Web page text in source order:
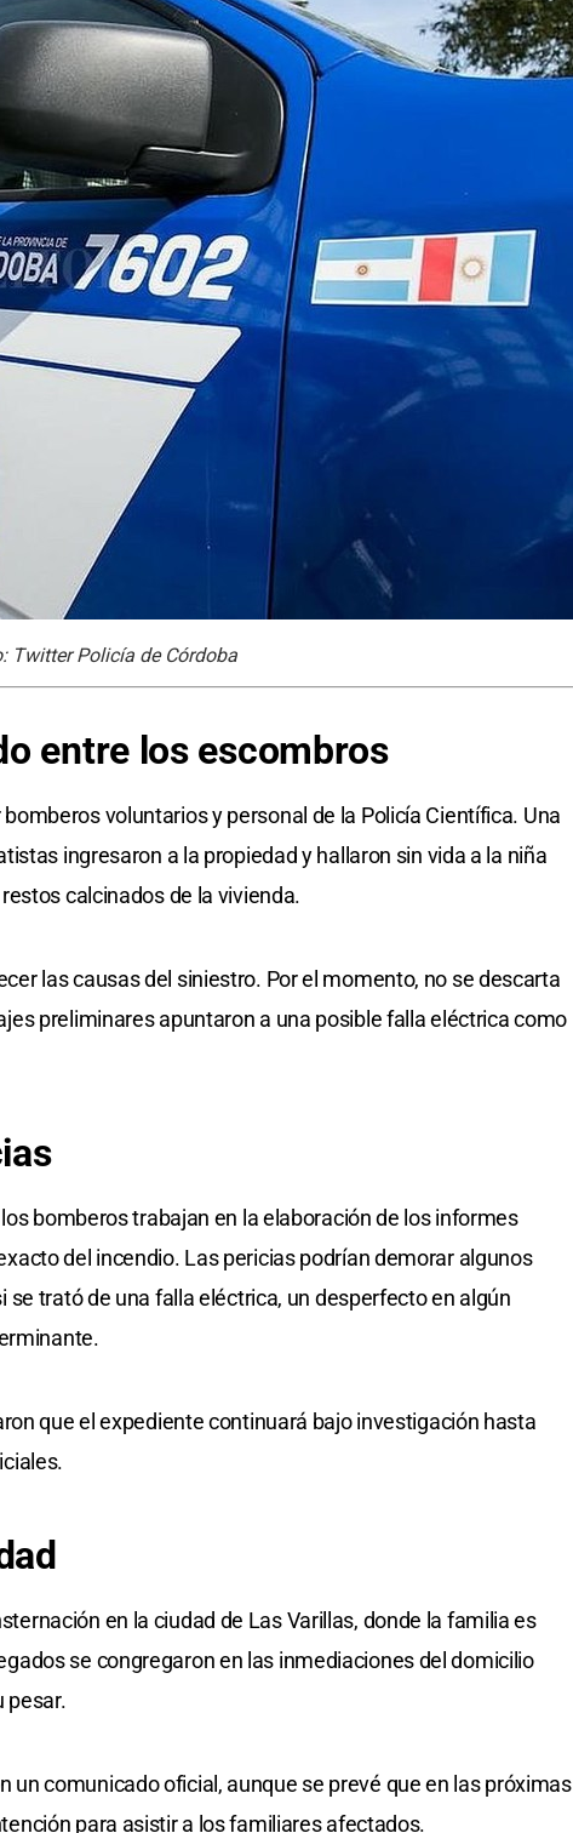
Twitter Policía de Córdoba
entre los escombros
voluntarios y personal de la Policía Científica. Una
ingresaron a la propiedad y hallaron sin vida a la niña
calcinados de la vivienda.
las causas del siniestro. Por el momento, no se descarta
preliminares apuntaron a una posible falla eléctrica como
bomberos trabajan en la elaboración de los informes
del incendio. Las pericias podrían demorar algunos
se trató de una falla eléctrica, un desperfecto en algún
que el expediente continuará bajo investigación hasta
en la ciudad de Las Varillas, donde la familia es
se congregaron en las inmediaciones del domicilio
pesar.
un comunicado oficial, aunque se prevé que en las próximas
para asistir a los familiares afectados.